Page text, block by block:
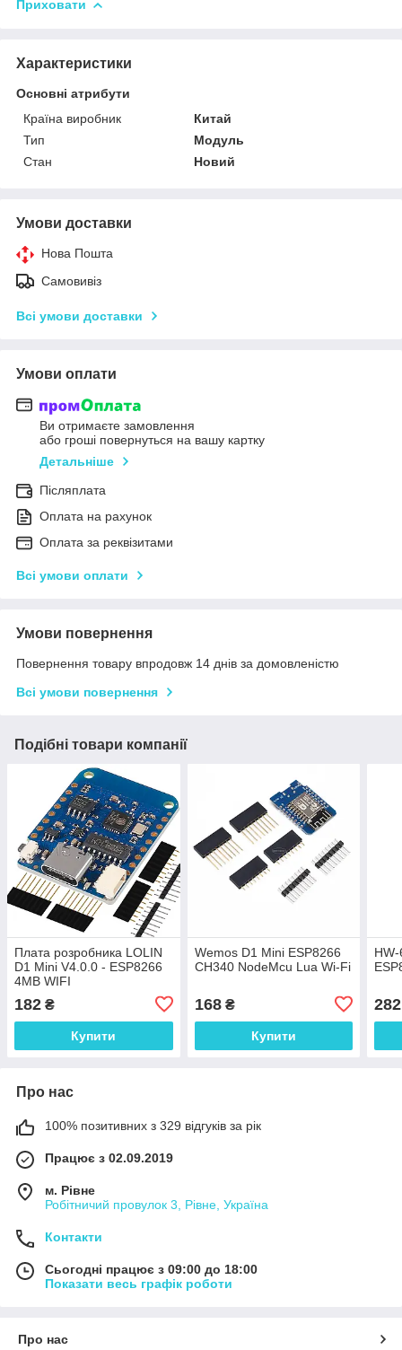
Приховати
Характеристики
Основні атрибути
Країна виробник
Китай
Тип
Модуль
Стан
Новий
Умови доставки
Нова Пошта
Самовивіз
Всі умови доставки
Умови оплати
Ви отримаєте замовлення
або гроші повернуться на вашу картку
Детальніше
Післяплата
Оплата на рахунок
Оплата за реквізитами
Всі умови оплати
Умови повернення
Повернення товару впродовж 14 днів за домовленістю
Всі умови повернення
Подібні товари компанії
Плата розробника LOLIN
D1 Mini V4.0.0 - ESP8266
4MB WIFI
182 ₴
Купити
Wemos D1 Mini ESP8266
CH340 NodeMcu Lua Wi-Fi
168₴
Купити
282
Про нас
100% позитивних з 329 відгуків за рік
Працює з 02.09.2019
м. Рівне
Робітничий провулок 3, Рівне, Україна
Контакти
Сьогодні працює з 09:00 до 18:00
Показати весь графік роботи
Про нас